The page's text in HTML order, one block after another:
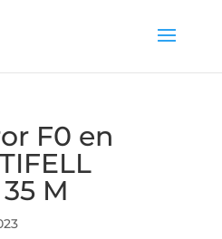
F0 en
M